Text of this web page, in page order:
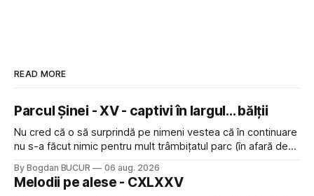
READ MORE
Parcul Șinei - XV - captivi în largul... bălții
Nu cred că o să surprindă pe nimeni vestea că în continuare
nu s-a făcut nimic pentru mult trâmbițatul parc (în afară de
timp pui și latră prin gard la lumea care trece prin zonă). Am
avut, în schimb, o belea
By Bogdan BUCUR 06 aug. 2026
Melodii pe alese - CXLXXV